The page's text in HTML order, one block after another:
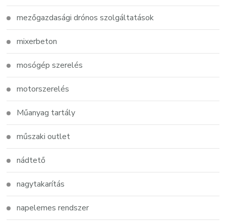
mezőgazdasági drónos szolgáltatások
mixerbeton
mosógép szerelés
motorszerelés
Műanyag tartály
műszaki outlet
nádtető
nagytakarítás
napelemes rendszer